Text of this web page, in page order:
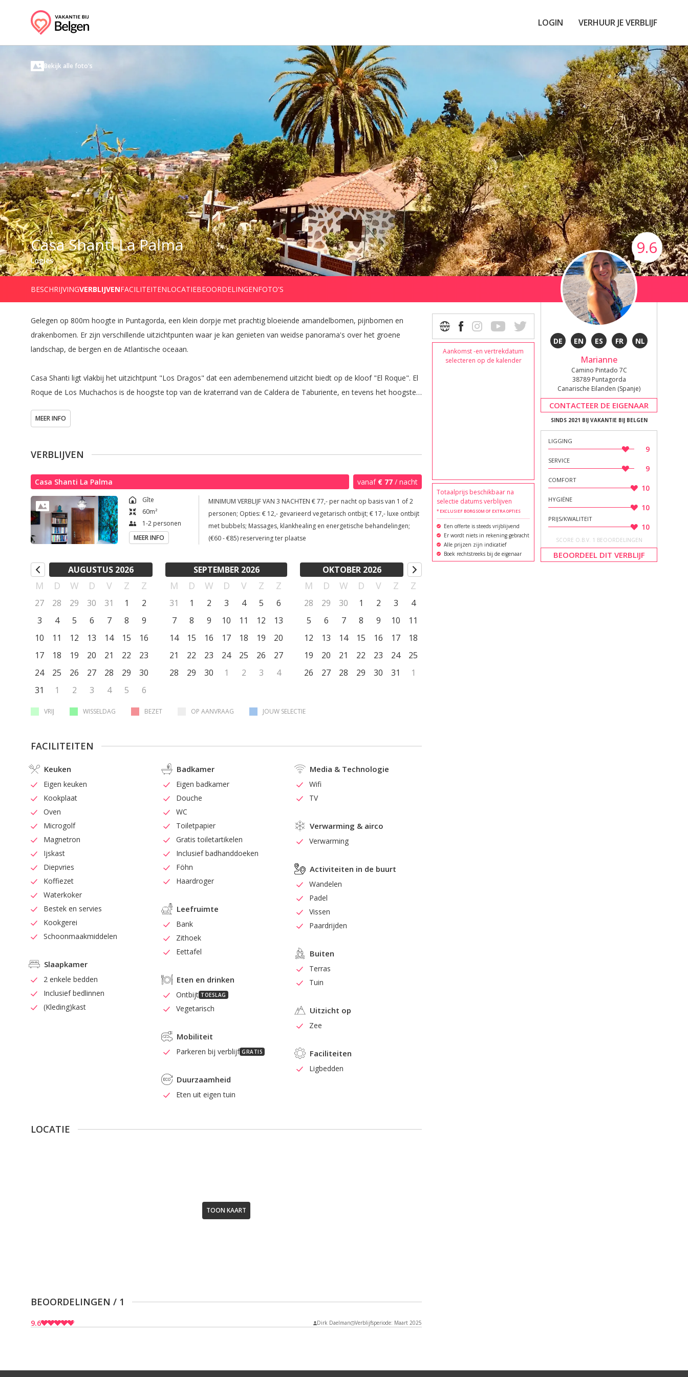
LOGIN VERHUUR JE VERBLIJF
Bekijk alle foto's
Casa Shanti La Palma
Logies
BESCHRIJVINGVERBLIJVENFACILITEITENLOCATIEBEOORDELINGENFOTO'S
Gelegen op 800m hoogte in Puntagorda, een klein dorpje met prachtig bloeiende amandelbomen, pijnbomen en
drakenbomen. Er zijn verschillende uitzichtpunten waar je kan genieten van weidse panorama's over het groene
landschap, de bergen en de Atlantische oceaan.
Casa Shanti ligt vlakbij het uitzichtpunt "Los Dragos" dat een adembenemend uitzicht biedt op de kloof "El Roque". El
Roque de Los Muchachos is de hoogste top van de kraterrand van de Caldera de Taburiente, en tevens het hoogste
Bovendien ben je hier op een steenworp afstand van (bio)supermarktjes, restaurantjes, een pizzeria, bank, apotheek
met bibliotheek, een volledig uitgeruste keuken, een slaapkamer met 2 aparte bedden (die tegen elkaar geschoven
kunnen worden) en een TV, een en suite badkamer met douche en toilet, een gezellig overdekt terras met
hangstoelen en een zonneterras met ligzetels. Kortom de ideale stiltevakantie volledig in de natuur.
Gratis parkeren kan op de ruime parking aan de woning.
Naast zalige vakanties biedt Casa Shanti ook herbronningsweken (retreats) aan en verblijf voor telewerkers:
https://casashantilapalma.com
MEER INFO
VERBLIJVEN
Casa Shanti La Palma vanaf € 77 / nacht
Gîte
60m²
1-2 personen
MEER INFO
MINIMUM VERBLIJF VAN 3 NACHTEN € 77,- per nacht op basis van 1 of 2
personen; Opties: € 12,- gevarieerd vegetarisch ontbijt; € 17,- luxe ontbijt
met bubbels; Massages, klankhealing en energetische behandelingen;
(€60 - €85) reservering ter plaatse
AUGUSTUS 2026
M D W D V Z Z
27 28 29 30 31 1
2
3
4 5 6 7 8
9
10
11 12 13 14 15
16
17
18 19 20 21 22
23
24
25 26 27 28 29
30
31
1 2 3 4 5 6
SEPTEMBER 2026
M D W D V Z Z
31 1 2 3 4 5
6
7
8 9 10 11 12
13
14
15 16 17 18 19
20
21
22 23 24 25 26
27
28
29 30 1 2 3 4
OKTOBER 2026
M D W D V Z Z
28 29 30 1 2 3
4
5
6 7 8 9 10
11
12
13 14 15 16 17
18
19
20 21 22 23 24
25
26
27 28 29 30 31 1
VRIJ WISSELDAG BEZET OP AANVRAAG JOUW SELECTIE
FACILITEITEN
Keuken
Eigen keuken
Kookplaat
Oven
Microgolf
Magnetron
Ijskast
Diepvries
Koffiezet
Waterkoker
Bestek en servies
Kookgerei
Schoonmaakmiddelen
Slaapkamer
2 enkele bedden
Inclusief bedlinnen
(Kleding)kast
Badkamer
Eigen badkamer
Douche
WC
Toiletpapier
Gratis toiletartikelen
Inclusief badhanddoeken
Föhn
Haardroger
Leefruimte
Bank
Zithoek
Eettafel
Eten en drinken
Ontbijt TOESLAG
Vegetarisch
Mobiliteit
Parkeren bij verblijf GRATIS
Duurzaamheid
Eten uit eigen tuin
Media & Technologie
Wifi
TV
Verwarming & airco
Verwarming
Activiteiten in de buurt
Wandelen
Padel
Vissen
Paardrijden
Buiten
Terras
Tuin
Uitzicht op
Zee
Faciliteiten
Ligbedden
LOCATIE
TOON KAART
BEOORDELINGEN / 1
9.6
10
Dirk Daelman Verblijfsperiode: Maart 2025
Aankomst -en vertrekdatum
selecteren op de kalender
Totaalprijs beschikbaar na
selectie datums verblijven
* EXCLUSIEF BORGSOM OF EXTRA OPTIES
Een offerte is steeds vrijblijvend
Er wordt niets in rekening gebracht
Alle prijzen zijn indicatief
Boek rechtstreeks bij de eigenaar
9.6
DE EN ES FR NL
Marianne
Camino Pintado 7C
38789 Puntagorda
Canarische Eilanden (Spanje)
CONTACTEER DE EIGENAAR
SINDS 2021 BIJ VAKANTIE BIJ BELGEN
LIGGING
9
SERVICE
9
COMFORT
10
HYGIËNE
10
PRIJS/KWALITEIT
10
SCORE O.B.V. 1 BEOORDELINGEN
BEOORDEEL DIT VERBLIJF